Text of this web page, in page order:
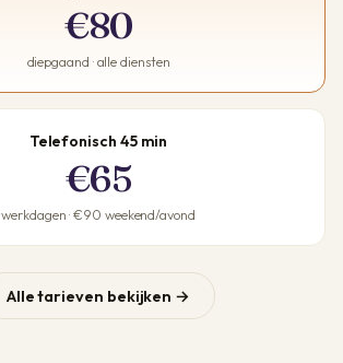
€80
diepgaand · alle diensten
Telefonisch 45 min
€65
werkdagen · €90 weekend/avond
Alle tarieven bekijken →